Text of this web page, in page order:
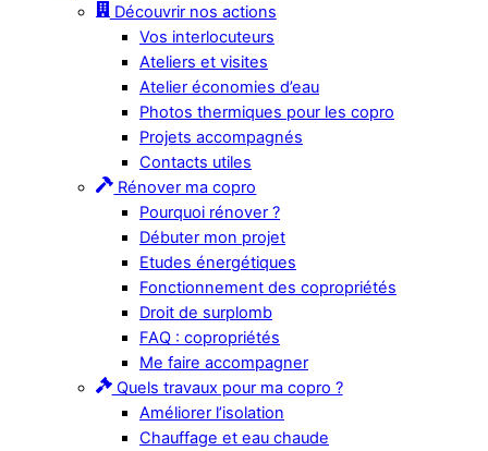
Découvrir nos actions
Vos interlocuteurs
Ateliers et visites
Atelier économies d’eau
Photos thermiques pour les copro
Projets accompagnés
Contacts utiles
Rénover ma copro
Pourquoi rénover ?
Débuter mon projet
Etudes énergétiques
Fonctionnement des copropriétés
Droit de surplomb
FAQ : copropriétés
Me faire accompagner
Quels travaux pour ma copro ?
Améliorer l’isolation
Chauffage et eau chaude